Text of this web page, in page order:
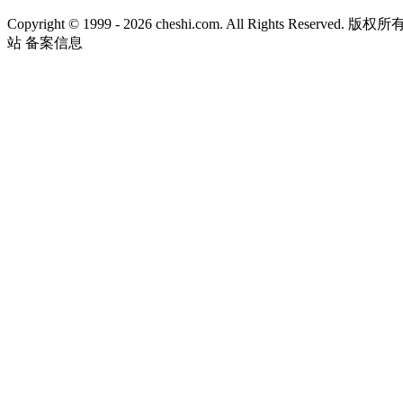
Copyright © 1999 - 2026 cheshi.com. All Rights Reserved. 版权
站 备案信息